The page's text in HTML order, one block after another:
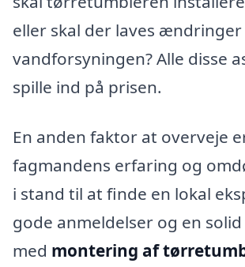
eller skal der laves ændringer
vandforsyningen? Alle disse
spille ind på prisen.
En anden faktor at overveje
fagmandens erfaring og
i stand til at finde en lokal
gode anmeldelser og en
med montering af